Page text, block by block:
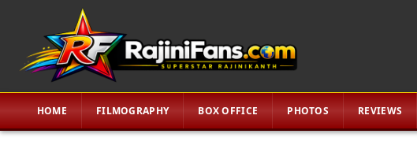
HOME FILMOGRAPHY BOX OFFICE PHOTOS REVIEWS